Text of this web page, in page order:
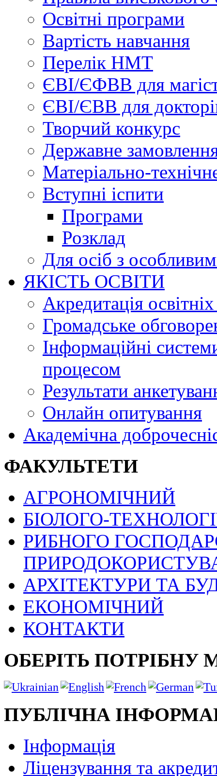
Освітні програми
Вартість навчання
Перелік НМТ
ЄВІ/ЄФВВ для
ЄВІ/ЄВВ для
Творчий конкурс
Державне
Матеріально-
Вступні іспити
Програми
Розклад
Для осіб з
ЯКІСТЬ ОСВІТИ
Акредитація
Громадське
Інформаційні
процесом
Результати
Онлайн опитування
Академічна
ФАКУЛЬТЕТИ
АГРОНОМІЧНИЙ
БІОЛОГО-
РИБНОГО
АРХІТЕКТУРИ ТА
ЕКОНОМІЧНИЙ
КОНТАКТИ
ОБЕРІТЬ ПОТРІБНУ
ПУБЛІЧНА
Інформація
Ліцензування та